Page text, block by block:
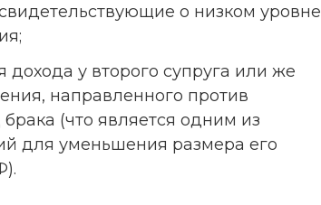
о низком уровне
дохода у второго супруга или же
направленного против
(что является одним из
для уменьшения размера его